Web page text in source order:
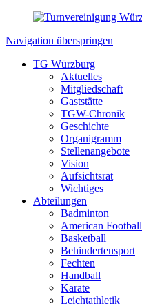
Navigation überspringen
TG Würzburg
Aktuelles
Mitgliedschaft
Gaststätte
TGW-Chronik
Geschichte
Organigramm
Stellenangebote
Vision
Aufsichtsrat
Wichtiges
Abteilungen
Badminton
American Football
Basketball
Behindertensport
Fechten
Handball
Karate
Leichtathletik